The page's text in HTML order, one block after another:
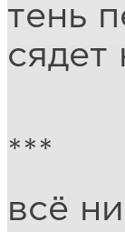
тень
сядет
***
всё